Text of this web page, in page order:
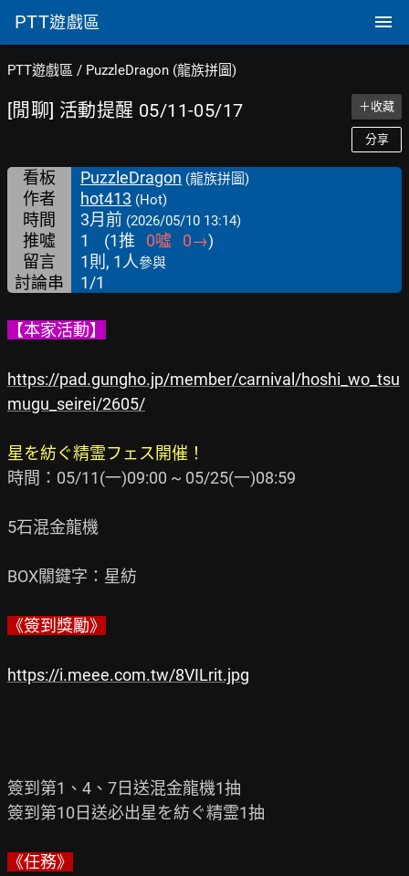
PTT遊戲區
PTT遊戲區 / PuzzleDragon (龍族拼圖)
[閒聊] 活動提醒 05/11-05/17 ＋收藏
分享
看板 PuzzleDragon (龍族拼圖)
作者 hot413 (Hot)
時間 3月前 (2026/05/10 13:14)
推噓 1 (1推 0噓 0→)
留言
1則, 1人參與
討論串 1/1
【本家活動】
https://pad.gungho.jp/member/carnival/hoshi_wo_tsu
mugu_seirei/2605/
星を紡ぐ精霊フェス開催！
時間：05/11(一)09:00 ~ 05/25(一)08:59
5石混金龍機
BOX關鍵字：星紡
《簽到獎勵》
https://i.meee.com.tw/8VILrit.jpg
簽到第1、4、7日送混金龍機1抽
簽到第10日送必出星を紡ぐ精霊1抽
《任務》